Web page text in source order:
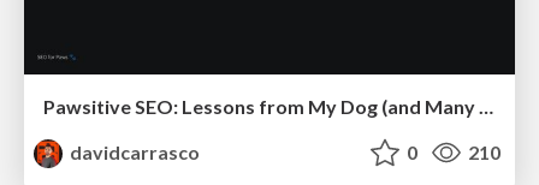
davidcarrasco
0 210